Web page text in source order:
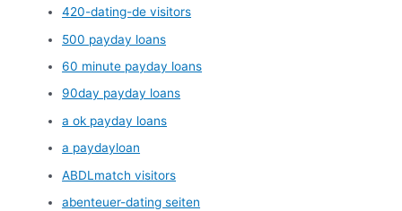
420-dating-de visitors
500 payday loans
60 minute payday loans
90day payday loans
a ok payday loans
a paydayloan
ABDLmatch visitors
abenteuer-dating seiten